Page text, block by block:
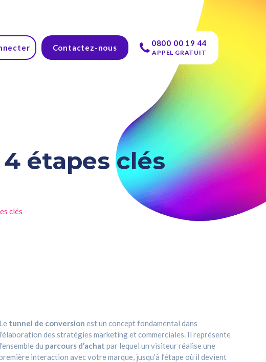
Contactez-nous 0800 00 19 44
APPEL GRATUIT
étapes clés
clés
Le tunnel de conversion est un concept fondamental dans
l’élaboration des stratégies marketing et commerciales. Il représente
l’ensemble du parcours d’achat par lequel un visiteur réalise une
interaction avec votre marque, jusqu’à l’étape où il devient